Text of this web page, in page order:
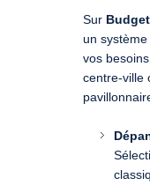
Sur
un
vos
centre-ville